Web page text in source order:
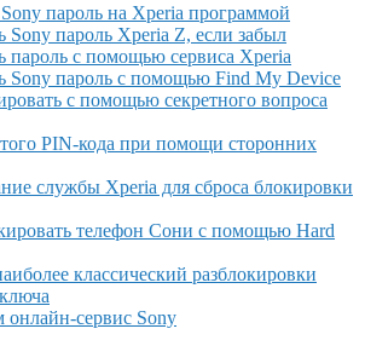
пароль на Xperia программой
Sony пароль Xperia Z, если забыл
пароль с помощью сервиса Xperia
Sony пароль с помощью Find My Device
с помощью секретного вопроса
PIN-кода при помощи сторонних
службы Xperia для сброса блокировки
телефон Сони с помощью Hard
классический разблокировки
онлайн-сервис Sony